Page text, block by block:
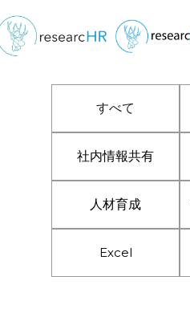
すべて
社内情報共有
人材育成
Excel